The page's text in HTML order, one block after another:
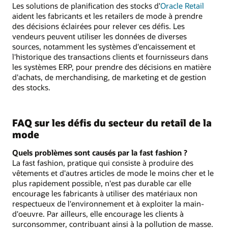
Les solutions de planification des stocks d'Oracle Retail
aident les fabricants et les retailers de mode à prendre
des décisions éclairées pour relever ces défis. Les
vendeurs peuvent utiliser les données de diverses
sources, notamment les systèmes d'encaissement et
l'historique des transactions clients et fournisseurs dans
les systèmes ERP, pour prendre des décisions en matière
d'achats, de merchandising, de marketing et de gestion
des stocks.
FAQ sur les défis du secteur du retail de la
mode
Quels problèmes sont causés par la fast fashion ?
La fast fashion, pratique qui consiste à produire des
vêtements et d'autres articles de mode le moins cher et le
plus rapidement possible, n'est pas durable car elle
encourage les fabricants à utiliser des matériaux non
respectueux de l'environnement et à exploiter la main-
d'oeuvre. Par ailleurs, elle encourage les clients à
surconsommer, contribuant ainsi à la pollution de masse.